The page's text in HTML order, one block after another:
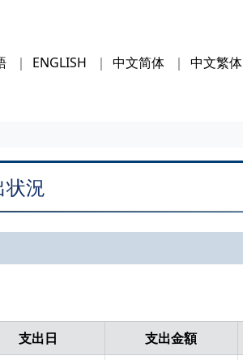
ENGLISH 中文简体 中文繁体
状況
支出日 支出金額